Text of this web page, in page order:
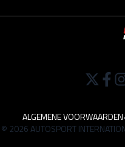
ALGEMENE VOORWAARDEN
© 2026 AUTOSPORT